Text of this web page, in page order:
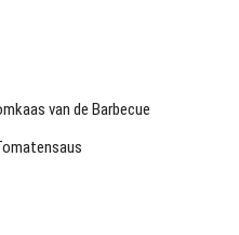
van de Barbecue